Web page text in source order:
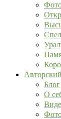
Блог
О